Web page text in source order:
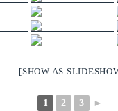
[SHOW AS
1 2 3 ►